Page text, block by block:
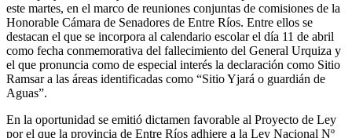
este martes, en el marco de reuniones conjuntas de comisiones de la
Honorable Cámara de Senadores de Entre Ríos. Entre ellos se
destacan el que se incorpora al calendario escolar el día 11 de abril
como fecha conmemorativa del fallecimiento del General Urquiza y
el que pronuncia como de especial interés la declaración como Sitio
Ramsar a las áreas identificadas como “Sitio Yjará o guardián de
Aguas”.
En la oportunidad se emitió dictamen favorable al Proyecto de Ley
por el que la provincia de Entre Ríos adhiere a la Ley Nacional Nº